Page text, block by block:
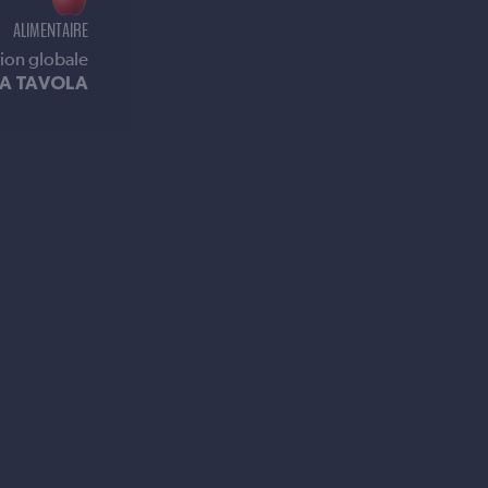
ALIMENTAIRE
globale
A TAVOLA